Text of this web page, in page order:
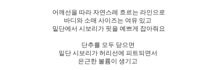
어깨선을 따라 자연스레 흐르는 라인으로
바디와 소매 사이즈는 여유 있고
밑단에서 시보리가 핏을 예쁘게 잡아줘요
단추를 모두 닫으면
밑단 시보리가 허리선에 피트되면서
은근한 볼륨이 생기고